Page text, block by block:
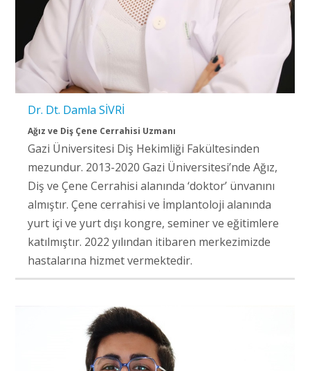
Dr. Dt. Damla SİVRİ
Ağız ve Diş Çene Cerrahisi Uzmanı
Gazi Üniversitesi Diş Hekimliği Fakültesinden
mezundur. 2013-2020 Gazi Üniversitesi’nde Ağız,
Diş ve Çene Cerrahisi alanında ‘doktor’ ünvanını
almıştır. Çene cerrahisi ve İmplantoloji alanında
yurt içi ve yurt dışı kongre, seminer ve eğitimlere
katılmıştır. 2022 yılından itibaren merkezimizde
hastalarına hizmet vermektedir.